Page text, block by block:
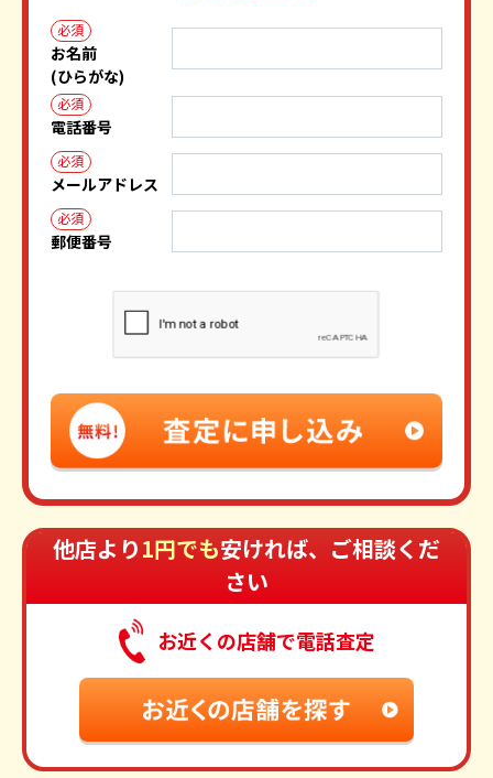
必須
お名前
(ひらがな)
必須
電話番号
必須
メールアドレス
必須
郵便番号
他店より1円でも安ければ、ご相談くだ
さい
お近くの店舗で電話査定